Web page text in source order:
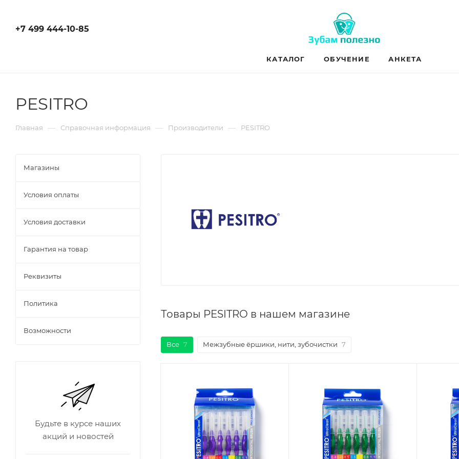
+7 499 444-10-85
КАТАЛОГ ОБУЧЕНИЕ АНКЕТА
PESITRO
Главная — Справочная информация — Производители — PESITRO
Товары PESITRO в нашем магазине
Все 7 Межзубные ёршики, нити, зубочистки 7
Магазины
Условия оплаты
Условия доставки
Гарантия на товар
Реквизиты
Политика
Возможности
Будьте в курсе наших
акций и новостей